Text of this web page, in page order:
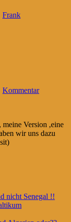
Frank
Kommentar
Version ,eine
wir uns dazu
nicht Senegal !!